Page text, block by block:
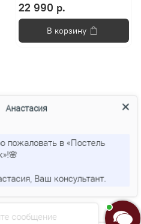
22 990 р.
В корзину
сообщение
Анастасия
пожаловать в «Постель
Ваш консультант.